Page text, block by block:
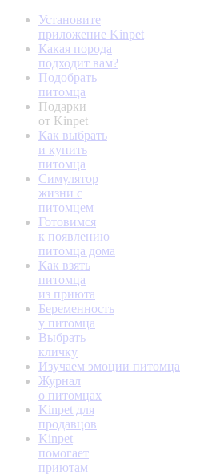
Установите
приложение Kinpet
Какая порода
подходит вам?
Подобрать
питомца
Подарки
от Kinpet
Как выбрать
и купить
питомца
Симулятор
жизни с
питомцем
Готовимся
к появлению
питомца дома
Как взять
питомца
из приюта
Беременность
у питомца
Выбрать
кличку
Изучаем эмоции питомца
Журнал
о питомцах
Kinpet для
продавцов
Kinpet
помогает
приютам